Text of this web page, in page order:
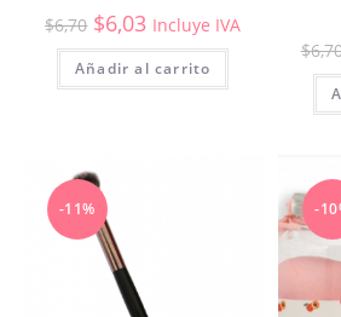
$6,70 $6,03 Incluye IVA
Añadir al carrito
$
-11% -